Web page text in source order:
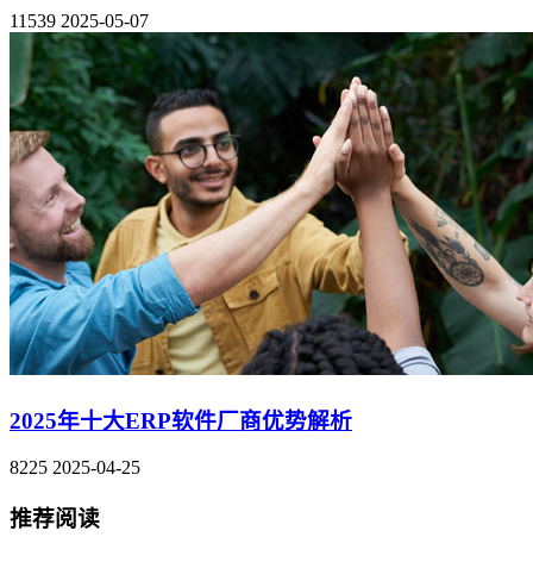
11539 2025-05-07
2025年十大ERP软件厂商优势解析
8225 2025-04-25
推荐阅读